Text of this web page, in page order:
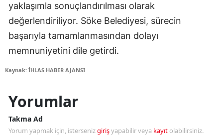
yaklaşımla sonuçlandırılması olarak
değerlendiriliyor. Söke Belediyesi, sürecin
başarıyla tamamlanmasından dolayı
memnuniyetini dile getirdi.
Kaynak: İHLAS HABER AJANSI
Yorumlar
Takma Ad
Yorum yapmak için, istersenizgirişyapabilir veya kayıt olabilirsiniz.